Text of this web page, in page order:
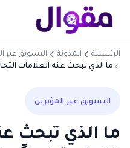
الرئيسية المدونة
التسويق عبر
ما الذي تبحث عنه العلامات
التسويق عبر المؤثرين
ما الذي تبحث